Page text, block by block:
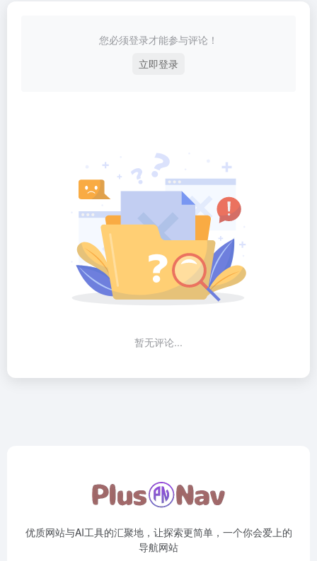
您必须登录才能参与评论！
立即登录
暂无评论...
优质网站与AI工具的汇聚地，让探索更简单，一个你会爱上的
导航网站